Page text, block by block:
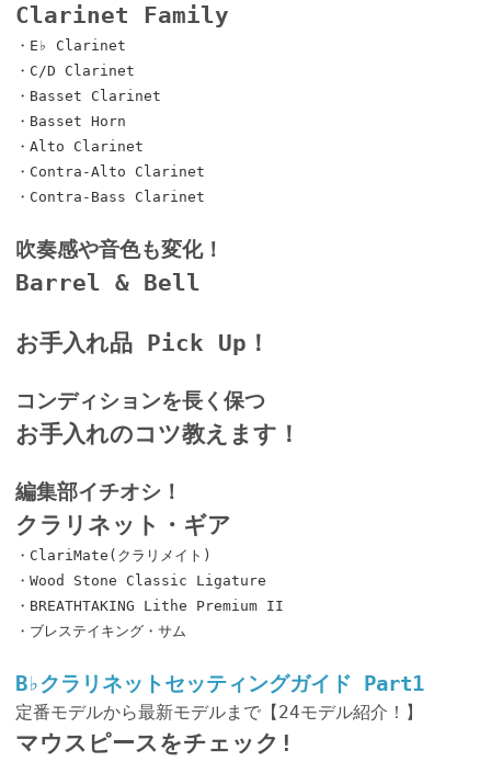
Clarinet Family
・E♭ Clarinet
・C/D Clarinet
・Basset Clarinet
・Basset Horn
・Alto Clarinet
・Contra-Alto Clarinet
・Contra-Bass Clarinet
吹奏感や音色も変化！
Barrel & Bell
お手入れ品 Pick Up！
コンディションを長く保つ
お手入れのコツ教えます！
編集部イチオシ！
クラリネット・ギア
・ClariMate(クラリメイト)
・Wood Stone Classic Ligature
・BREATHTAKING Lithe Premium II
・ブレステイキング・サム
B♭クラリネットセッティングガイド Part1
定番モデルから最新モデルまで【24モデル紹介！】
マウスピースをチェック!